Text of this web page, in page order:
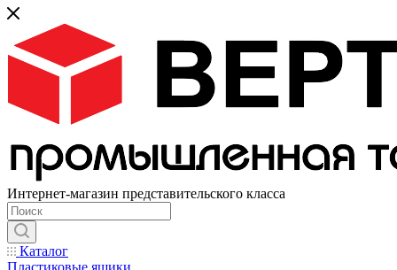
Интернет-магазин представительского класса
Каталог
Пластиковые ящики